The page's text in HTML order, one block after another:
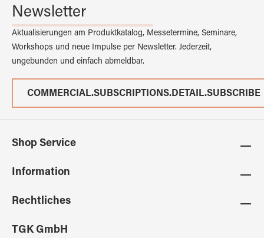
Newsletter
Aktualisierungen am Produktkatalog, Messetermine, Seminare,
Workshops und neue Impulse per Newsletter. Jederzeit,
ungebunden und einfach abmeldbar.
COMMERCIAL.SUBSCRIPTIONS.DETAIL.SUBSCRIBE
Shop Service
Information
Rechtliches
TGK GmbH